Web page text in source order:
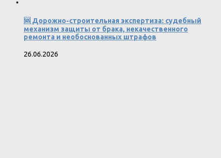
🆘 Дорожно-строительная экспертиза: судебный
механизм защиты от брака, некачественного
ремонта и необоснованных штрафов
26.06.2026